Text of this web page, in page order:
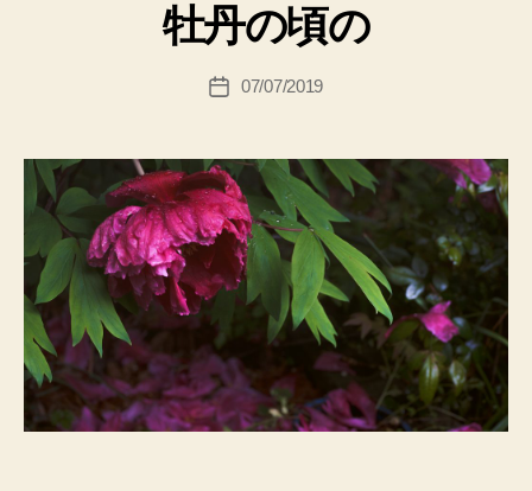
牡丹の頃の
投 07/07/2019